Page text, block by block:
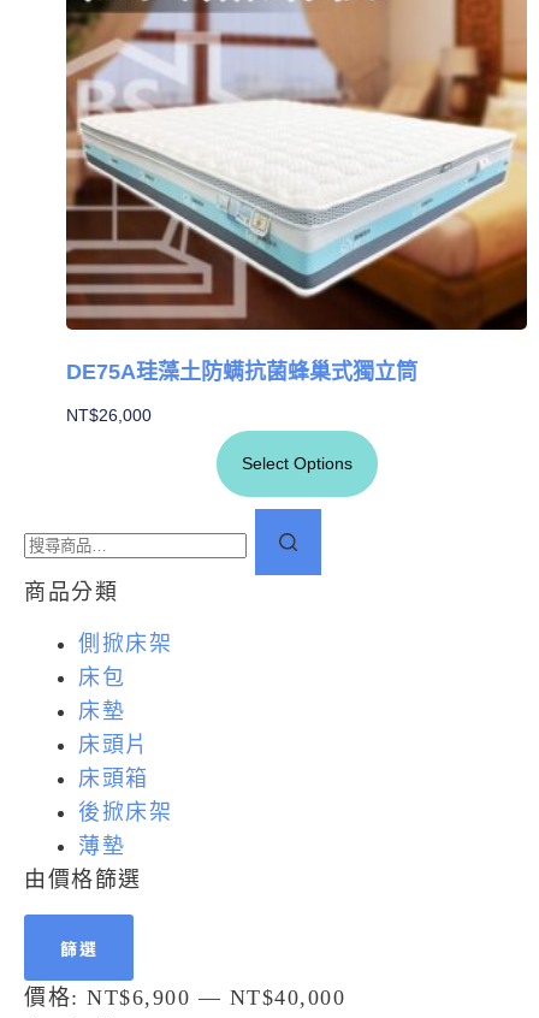
商品分類
側掀床架
床包
床墊
床頭片
床頭箱
後掀床架
薄墊
由價格篩選
篩選
價格: NT$6,900 — NT$40,000
DE75A珪藻土防螨抗菌蜂巢式獨立筒
NT$26,000
Select Options